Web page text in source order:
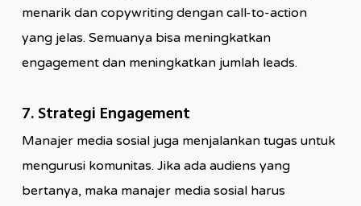
menarik dan copywriting dengan call-to-action
yang jelas. Semuanya bisa meningkatkan
engagement dan meningkatkan jumlah leads.
7. Strategi Engagement
Manajer media sosial juga menjalankan tugas untuk
mengurusi komunitas. Jika ada audiens yang
bertanya, maka manajer media sosial harus